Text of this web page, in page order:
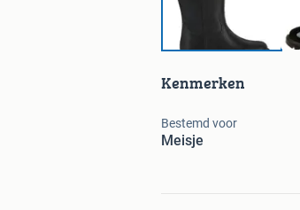
Kenmerken
Bestemd voor
Meisje